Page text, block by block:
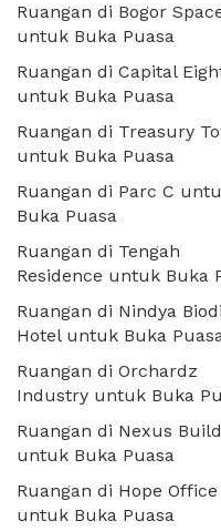
Ruangan di Bogor
untuk Buka Puasa
Ruangan di Capital
untuk Buka Puasa
Ruangan di Treasury
untuk Buka Puasa
Ruangan di Parc C
Buka Puasa
Ruangan di Tengah
Residence untuk Buka
Ruangan di Nindya
Hotel untuk Buka
Ruangan di Orchardz
Industry untuk Buka
Ruangan di Nexus
untuk Buka Puasa
Ruangan di Hope Office
untuk Buka Puasa